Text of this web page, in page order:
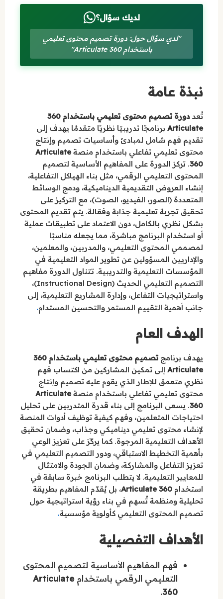
لديك سؤال؟
"لدي سؤال حول: دورة تصميم محتوى تعليمي
باستخدام 360 Articulate"
نبذة عامة
تُعد
دورة تصميم محتوى تعليمي باستخدام 360
Articulate برنامجًا تدريبيًا نظريًا متقدمًا يهدف إلى
تقديم فهم شامل لمبادئ وأساسيات تصميم وإنتاج
محتوى تعليمي تفاعلي باستخدام منصة Articulate
360. تركز الدورة على المفاهيم الأساسية لتصميم
المحتوى التعليمي الرقمي، مثل بناء الهياكل التفاعلية،
إنشاء العروض التقديمية الديناميكية، ودمج الوسائط
المتعددة (الصور، الفيديو، الصوت)، مع التركيز على
تحقيق تجربة تعليمية جذابة وفعّالة. يتم تقديم المحتوى
بشكل نظري بالكامل، دون الاعتماد على تطبيقات عملية
أو استخدام البرنامج مباشرة، مما يجعله مناسبًا
لمصممي المحتوى التعليمي، والمدربين، والمعلمين،
والإداريين المسؤولين عن تطوير المواد التعليمية في
المؤسسات التعليمية والتدريبية. تتناول الدورة مفاهيم
التصميم التعليمي الحديث (Instructional Design)،
واستراتيجيات التفاعل، وإدارة المشاريع التعليمية، إلى
جانب أهمية التقييم المستمر والتحسين المستدام.
الهدف العام
يهدف برنامج
تصميم محتوى تعليمي باستخدام 360
Articulate إلى تمكين المشاركين من اكتساب فهم
نظري متعمق للإطار الذي يقوم عليه تصميم وإنتاج
محتوى تعليمي تفاعلي باستخدام منصة Articulate
360. يسعى البرنامج إلى بناء قدرة المتدربين على تحليل
احتياجات المتعلمين، وفهم كيفية توظيف أدوات المنصة
لإنشاء محتوى تعليمي ديناميكي وجذاب، وضمان تحقيق
الأهداف التعليمية المرجوة. كما يركّز على تعزيز الوعي
بأهمية التخطيط الاستباقي، ودور التصميم التعليمي في
تعزيز التفاعل والمشاركة، وضمان الجودة والامتثال
للمعايير التعليمية. لا يتطلب البرنامج خبرة سابقة في
استخدام Articulate 360، بل يُقدّم المفاهيم بطريقة
تحليلية ومنظمة تُسهم في بناء رؤية استراتيجية حول
تصميم المحتوى التعليمي كأولوية مؤسسية.
الأهداف التفصيلية
فهم المفاهيم الأساسية لتصميم المحتوى
التعليمي الرقمي باستخدامArticulate
360
.